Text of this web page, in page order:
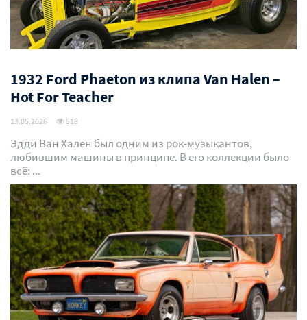
1932 Ford Phaeton из клипа Van Halen –
Hot For Teacher
13.05.2026 518
Эдди Ван Хален был одним из рок-музыкантов,
любившим машины в принципе. В его коллекции было
всё: ...